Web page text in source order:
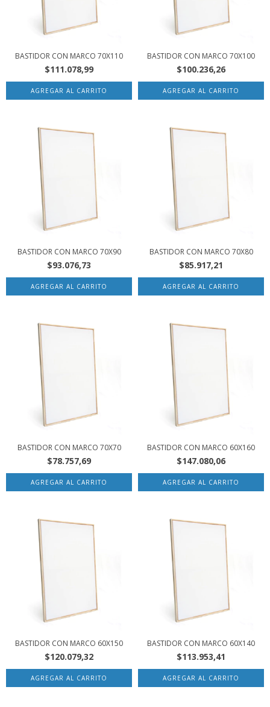
BASTIDOR CON MARCO 70X110
$111.078,99
BASTIDOR CON MARCO 70X100
$100.236,26
BASTIDOR CON MARCO 70X90
$93.076,73
BASTIDOR CON MARCO 70X80
$85.917,21
BASTIDOR CON MARCO 70X70
$78.757,69
BASTIDOR CON MARCO 60X160
$147.080,06
BASTIDOR CON MARCO 60X150
$120.079,32
BASTIDOR CON MARCO 60X140
$113.953,41